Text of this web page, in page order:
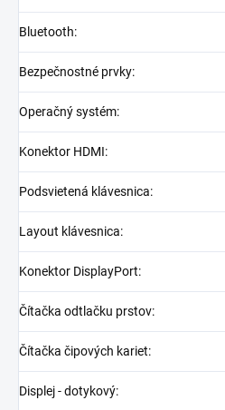
Bluetooth:
Bezpečnostné prvky:
Operačný systém:
Konektor HDMI:
Podsvietená klávesnica:
Layout klávesnica:
Konektor DisplayPort:
Čítačka odtlačku prstov:
Čítačka čipových kariet:
Displej - dotykový: